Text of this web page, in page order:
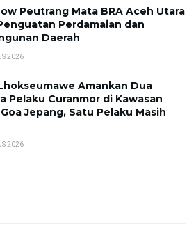
Peutrang Mata BRA Aceh Utara
Perdamaian dan
Daerah
2026
Amankan Dua
Pelaku Curanmor di Kawasan
Jepang, Satu Pelaku Masih
2026